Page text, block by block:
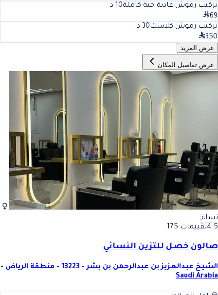
تركيب رموش عادية حبة كاملة10 د
69
تركيب رموش كلاسك30 د
350
عرض المزيد
عرض تفاصيل المكان
نساء
4.5تقييمات 175
صالون خصل للتزين النسائي
الشيخ عبدالعزيز بن عبدالرحمن بن بشر - 13223 - منطقة الرياض -
Saudi Arabia